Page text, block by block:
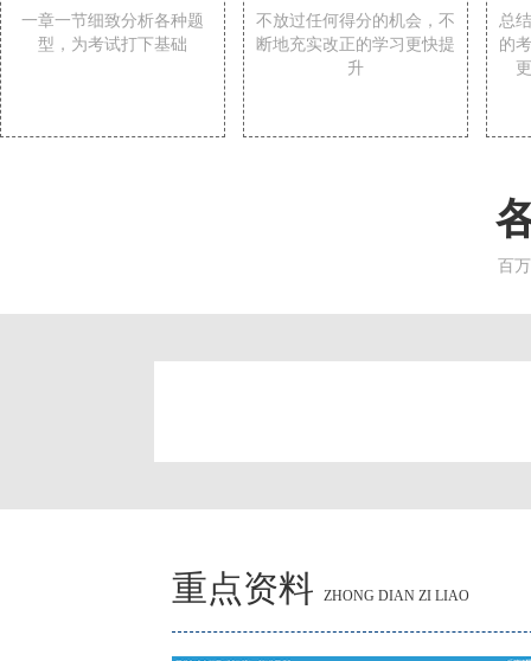
一章一节细致分析各种题
型，为考试打下基础
不放过任何得分的机会，不
断地充实改正的学习更快提
升
总
的
百
重点资料 ZHONG DIAN ZI LIAO